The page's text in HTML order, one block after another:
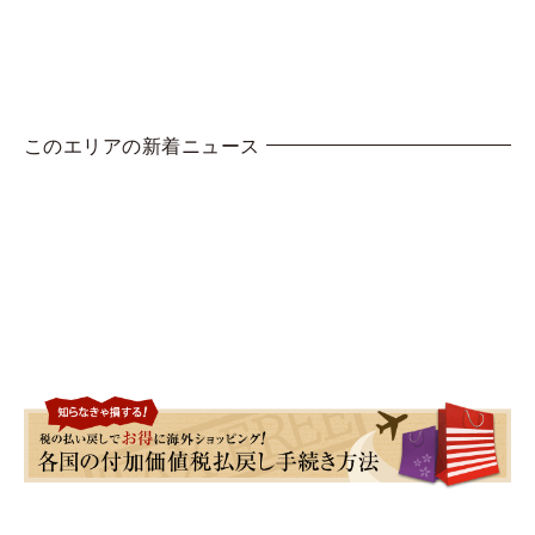
このエリアの新着ニュース